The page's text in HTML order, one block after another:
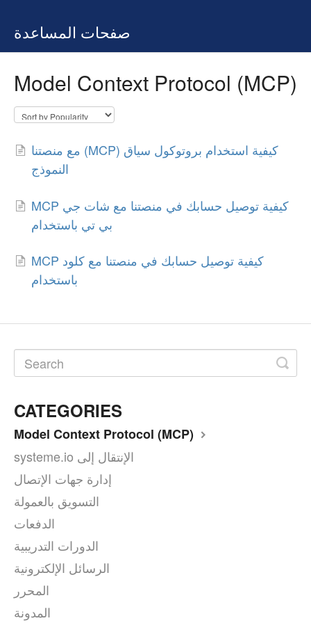
صفحات المساعدة
Model Context Protocol (MCP)
مع منصتنا (MCP) كيفية استخدام بروتوكول سياق
النموذج
MCP كيفية توصيل حسابك في منصتنا مع شات جي
بي تي باستخدام
MCP كيفية توصيل حسابك في منصتنا مع كلود
باستخدام
CATEGORIES
Model Context Protocol (MCP)
systeme.io الإنتقال إلى
إدارة جهات الإتصال
التسويق بالعمولة
الدفعات
الدورات التدريبية
الرسائل الإلكترونية
المحرر
المدونة